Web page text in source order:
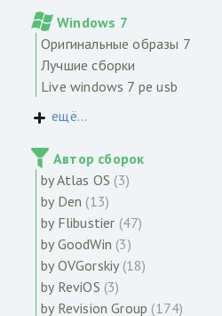
Windows 7
Оригинальные образы 7
Лучшие сборки
Live windows 7 pe usb
ещё...
Автор сборок
by Atlas OS (3)
by Den (13)
by Flibustier (47)
by GoodWin (3)
by OVGorskiy (18)
by ReviOS (3)
by Revision Group (174)